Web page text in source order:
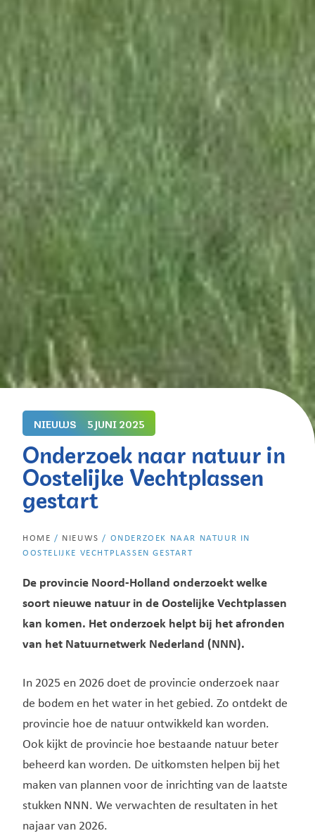
NIEUWS 5 JUNI 2025
Onderzoek naar natuur in
Oostelijke Vechtplassen
gestart
HOME / NIEUWS / ONDERZOEK NAAR NATUUR IN
OOSTELIJKE VECHTPLASSEN GESTART
De provincie Noord-Holland onderzoekt welke
soort nieuwe natuur in de Oostelijke Vechtplassen
kan komen. Het onderzoek helpt bij het afronden
van het Natuurnetwerk Nederland (NNN).
In 2025 en 2026 doet de provincie onderzoek naar
de bodem en het water in het gebied. Zo ontdekt de
provincie hoe de natuur ontwikkeld kan worden.
Ook kijkt de provincie hoe bestaande natuur beter
beheerd kan worden. De uitkomsten helpen bij het
maken van plannen voor de inrichting van de laatste
stukken NNN. We verwachten de resultaten in het
najaar van 2026.